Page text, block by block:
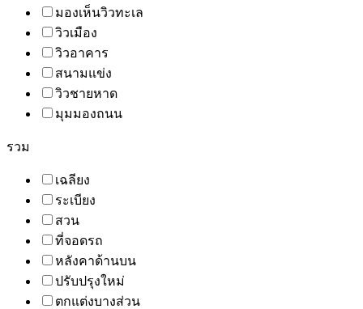
มองเห็นวิวทะเล
วิวเมือง
วิวอาคาร
สนามแข่ง
วิวชายหาด
มุมมองถนน
รวม
เฉลียง
ระเบียง
สวน
ที่จอดรถ
หลังคาด้านบน
ปรับปรุงใหม่
ตกแต่งบางส่วน